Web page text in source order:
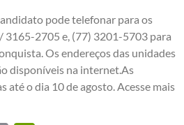
pode telefonar para os
2705 e, (77) 3201-5703 para
Os endereços das unidades
disponíveis na internet.As
até o dia 10 de agosto.Acesse mais